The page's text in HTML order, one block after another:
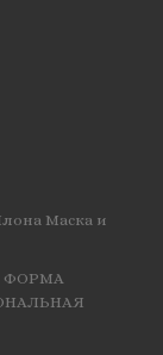
Маска и
ФОРМА